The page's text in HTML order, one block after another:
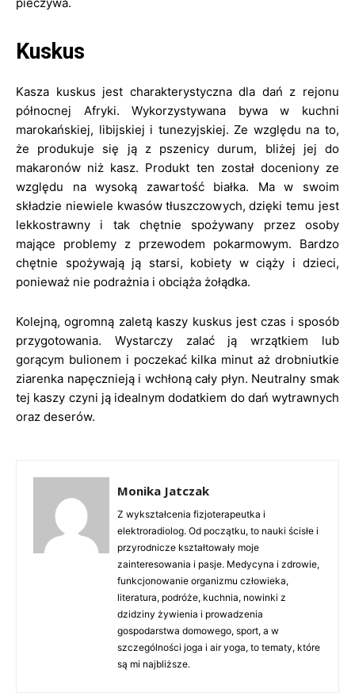
Kuskus
Kasza kuskus jest charakterystyczna dla dań z rejonu
północnej Afryki. Wykorzystywana bywa w kuchni
marokańskiej, libijskiej i tunezyjskiej. Ze względu na to,
że produkuje się ją z pszenicy durum, bliżej jej do
makaronów niż kasz. Produkt ten został doceniony ze
względu na wysoką zawartość białka. Ma w swoim
składzie niewiele kwasów tłuszczowych, dzięki temu jest
lekkostrawny i tak chętnie spożywany przez osoby
mające problemy z przewodem pokarmowym. Bardzo
chętnie spożywają ją starsi, kobiety w ciąży i dzieci,
ponieważ nie podrażnia i obciąża żołądka.
Kolejną, ogromną zaletą kaszy kuskus jest czas i sposób
przygotowania. Wystarczy zalać ją wrzątkiem lub
gorącym bulionem i poczekać kilka minut aż drobniutkie
ziarenka napęcznieją i wchłoną cały płyn. Neutralny smak
tej kaszy czyni ją idealnym dodatkiem do dań wytrawnych
oraz deserów.
Monika Jatczak
Z wykształcenia fizjoterapeutka i
elektroradiolog. Od początku, to nauki ścisłe i
przyrodnicze kształtowały moje
zainteresowania i pasje. Medycyna i zdrowie,
funkcjonowanie organizmu człowieka,
literatura, podróże, kuchnia, nowinki z
dzidziny żywienia i prowadzenia
gospodarstwa domowego, sport, a w
szczególności joga i air yoga, to tematy, które
są mi najbliższe.